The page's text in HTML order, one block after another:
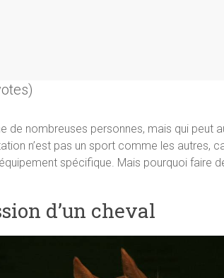
de nombreuses personnes, mais qui peut
n’est pas un sport comme les autres,
spécifique. Mais pourquoi faire
d’un cheval